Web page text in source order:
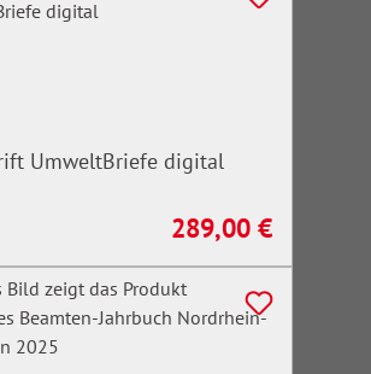
UmweltBriefe digital
Regulärer Preis:
289,00 €